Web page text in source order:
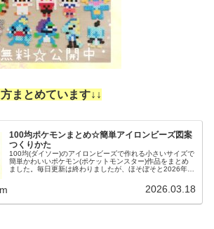
まとめています↓ ↓
100均ポケモンまとめ☆簡単アイロンビーズ図案
つくりかた
100均(ダイソー)のアイロンビーズで作れる小さいサイズで
簡単かわいいポケモン(ポケットモンスター)作品をまとめ
ました。毎日更新は終わりましたが、ほそぼそと2026年も
2026.03.18